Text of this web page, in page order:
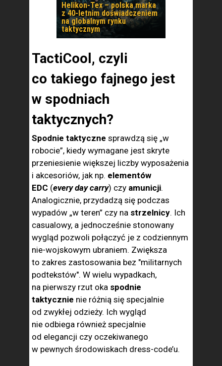
Helikon-Tex – polska marka
z 40-letnim doświadczeniem
na globalnym rynku
taktycznym
TactiCool, czyli
co takiego fajnego jest
w spodniach
taktycznych?
Spodnie taktyczne sprawdzą się „w
robocie”, kiedy wymagane jest skryte
przeniesienie większej liczby wyposażenia
i akcesoriów, jak np. elementów
EDC (every day carry) czy amunicji.
Analogicznie, przydadzą się podczas
wypadów „w teren” czy na strzelnicy. Ich
casualowy, a jednocześnie stonowany
wygląd pozwoli połączyć je z codziennym
nie-wojskowym ubraniem. Zwiększa
to zakres zastosowania bez "militarnych
podtekstów". W wielu wypadkach,
na pierwszy rzut oka spodnie
taktycznie nie różnią się specjalnie
od zwykłej odzieży. Ich wygląd
nie odbiega również specjalnie
od elegancji czy oczekiwanego
w pewnych środowiskach dress-code’u.